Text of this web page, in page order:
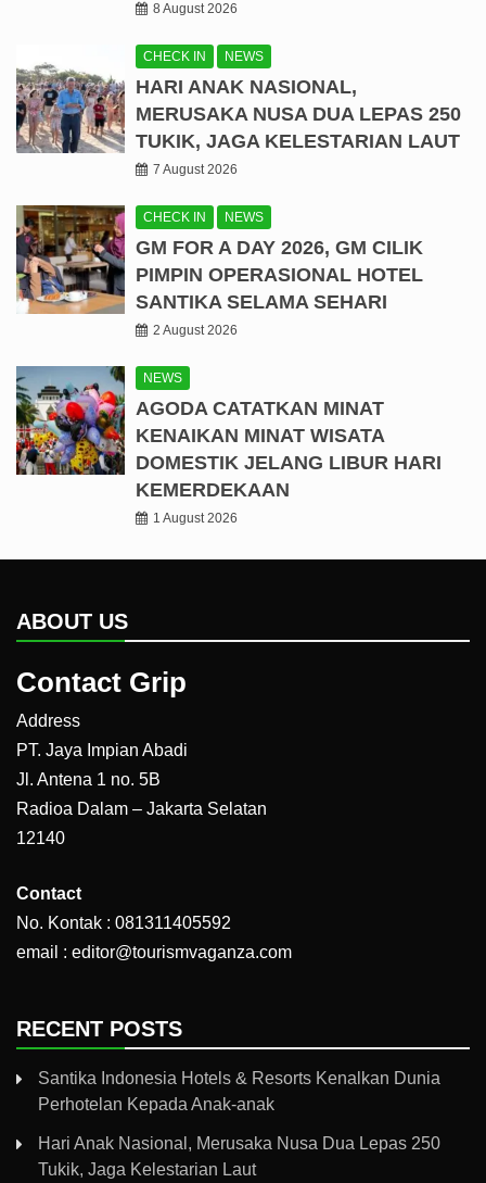
8 August 2026
CHECK IN NEWS
HARI ANAK NASIONAL,
MERUSAKA NUSA DUA LEPAS 250
TUKIK, JAGA KELESTARIAN LAUT
7 August 2026
CHECK IN NEWS
GM FOR A DAY 2026, GM CILIK
PIMPIN OPERASIONAL HOTEL
SANTIKA SELAMA SEHARI
2 August 2026
NEWS
AGODA CATATKAN MINAT
KENAIKAN MINAT WISATA
DOMESTIK JELANG LIBUR HARI
KEMERDEKAAN
1 August 2026
ABOUT US
Contact Grip
Address
PT. Jaya Impian Abadi
Jl. Antena 1 no. 5B
Radioa Dalam – Jakarta Selatan
12140
Contact
No. Kontak : 081311405592
email : editor@tourismvaganza.com
RECENT POSTS
Santika Indonesia Hotels & Resorts Kenalkan Dunia
Perhotelan Kepada Anak-anak
Hari Anak Nasional, Merusaka Nusa Dua Lepas 250
Tukik, Jaga Kelestarian Laut